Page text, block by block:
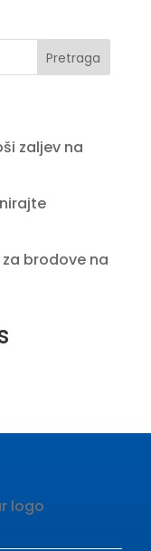
Pretraga
zaljev na
brodove na